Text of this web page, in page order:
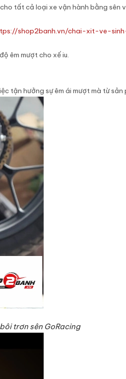
tất cả loại xe vận hành bằng sên
shop2banh.vn/chai-xit-ve-
êm mượt cho xế iu.
tận hưởng sự êm ái mượt mà từ sản
trơn sên GoRacing